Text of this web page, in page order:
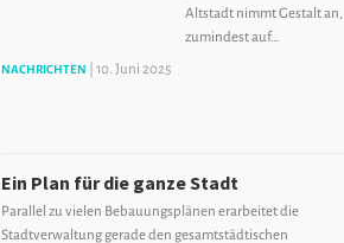
Altstadt nimmt Gestalt an,
zumindest auf…
NACHRICHTEN 10. Juni 2025
Ein Plan für die ganze Stadt
Parallel zu vielen Bebauungsplänen erarbeitet die
Stadtverwaltung gerade den gesamtstädtischen